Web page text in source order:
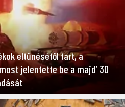
eltűnésétől tart, a
jelentette be a majd’ 30